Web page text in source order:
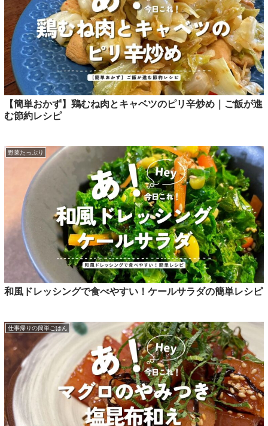
【簡単おかず】鶏むね肉とキャベツのピリ辛炒め｜ご飯が進
む節約レシピ
野菜たっぷり
和風ドレッシングで食べやすい！ケールサラダの簡単レシピ
仕事帰りの簡単ごはん